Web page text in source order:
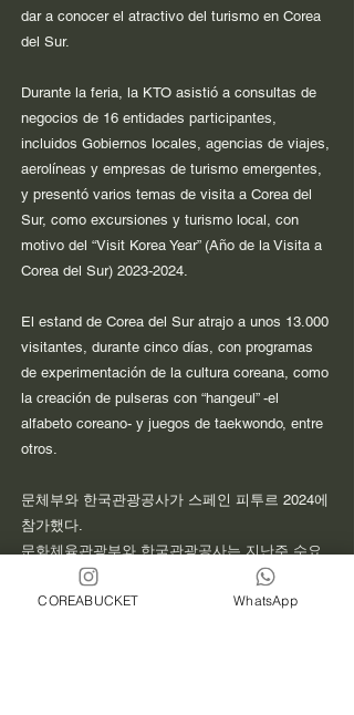
dar a conocer el atractivo del turismo en Corea
del Sur.
Durante la feria, la KTO asistió a consultas de
negocios de 16 entidades participantes,
incluidos Gobiernos locales, agencias de viajes,
aerolíneas y empresas de turismo emergentes,
y presentó varios temas de visita a Corea del
Sur, como excursiones y turismo local, con
motivo del “Visit Korea Year” (Año de la Visita a
Corea del Sur) 2023-2024
El estand de Corea del Sur atrajo a unos 13.000
visitantes, durante cinco días, con programas
de experimentación de la cultura coreana, como
la creación de pulseras con “hangeul” -el
alfabeto coreano- y juegos de taekwondo, entre
otros.
문체부와 한국관광공사가 스페인 피투르 2024에
참가했다.
문화체육관광부와 한국관광공사는 지난주 수요
일부터 일요일까지 스페인 마드리드에서 열린 국
제관광박람회(피투르) 2024에 참가해 한국 관광
COREABUCKET WhatsApp